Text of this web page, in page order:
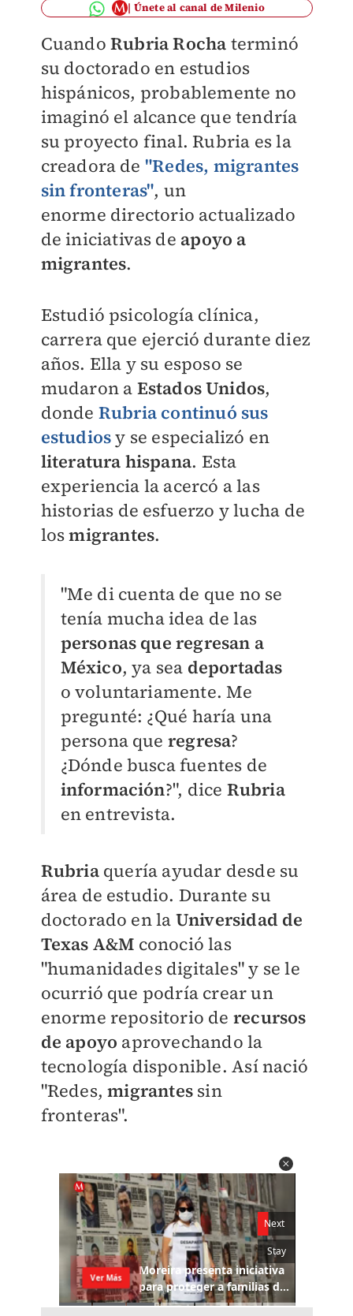
Únete al canal de Milenio
Cuando Rubria Rocha terminó
su doctorado en estudios
hispánicos, probablemente no
imaginó el alcance que tendría
su proyecto final. Rubria es la
creadora de "Redes, migrantes
sin fronteras", un
enorme directorio actualizado
de iniciativas de apoyo a
migrantes.
Estudió psicología clínica,
carrera que ejerció durante diez
años. Ella y su esposo se
mudaron a Estados Unidos,
donde Rubria continuó sus
estudiosy se especializó en
literatura hispana. Esta
experiencia la acercó a las
historias de esfuerzo y lucha de
losmigrantes.
"Me di cuenta de que no se
tenía mucha idea de las
personas que regresan a
México, ya sea deportadas
o voluntariamente. Me
pregunté: ¿Qué haría una
persona que regresa?
¿Dónde busca fuentes de
información?", dice Rubria
en entrevista.
Rubriaquería ayudar desde su
área de estudio. Durante su
doctorado en la Universidad de
Texas A&M conoció las
"humanidades digitales" y se le
ocurrió que podría crear un
enorme repositorio de recursos
de apoyo aprovechando la
tecnología disponible.Así nació
"Redes,migrantessin
fronteras".